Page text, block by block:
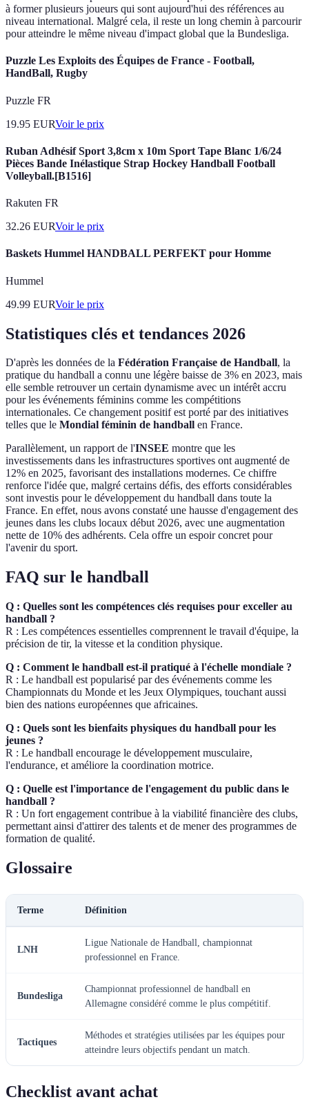
à former plusieurs joueurs qui sont aujourd'hui des références au
niveau international. Malgré cela, il reste un long chemin à parcourir
pour atteindre le même niveau d'impact global que la Bundesliga.
Puzzle Les Exploits des Équipes de France - Football,
HandBall, Rugby
Puzzle FR
19.95 EURVoir le prix
Ruban Adhésif Sport 3,8cm x 10m Sport Tape Blanc 1/6/24
Pièces Bande Inélastique Strap Hockey Handball Football
Volleyball.[B1516]
Rakuten FR
32.26 EURVoir le prix
Baskets Hummel HANDBALL PERFEKT pour Homme
Hummel
49.99 EURVoir le prix
Statistiques clés et tendances 2026
D'après les données de la Fédération Française de Handball, la
pratique du handball a connu une légère baisse de 3% en 2023, mais
elle semble retrouver un certain dynamisme avec un intérêt accru
pour les événements féminins comme les compétitions
internationales. Ce changement positif est porté par des initiatives
telles que le Mondial féminin de handball en France.
Parallèlement, un rapport de l'INSEE montre que les
investissements dans les infrastructures sportives ont augmenté de
12% en 2025, favorisant des installations modernes. Ce chiffre
renforce l'idée que, malgré certains défis, des efforts considérables
sont investis pour le développement du handball dans toute la
France. En effet, nous avons constaté une hausse d'engagement des
jeunes dans les clubs locaux début 2026, avec une augmentation
nette de 10% des adhérents. Cela offre un espoir concret pour
l'avenir du sport.
FAQ sur le handball
Q : Quelles sont les compétences clés requises pour exceller au
handball ?
R : Les compétences essentielles comprennent le travail d'équipe, la
précision de tir, la vitesse et la condition physique.
Q : Comment le handball est-il pratiqué à l'échelle mondiale ?
R : Le handball est popularisé par des événements comme les
Championnats du Monde et les Jeux Olympiques, touchant aussi
bien des nations européennes que africaines.
Q : Quels sont les bienfaits physiques du handball pour les
jeunes ?
R : Le handball encourage le développement musculaire,
l'endurance, et améliore la coordination motrice.
Q : Quelle est l'importance de l'engagement du public dans le
handball ?
R : Un fort engagement contribue à la viabilité financière des clubs,
permettant ainsi d'attirer des talents et de mener des programmes de
formation de qualité.
Glossaire
Terme Définition
LNH
Ligue Nationale de Handball, championnat
professionnel en France.
Bundesliga
Championnat professionnel de handball en
Allemagne considéré comme le plus compétitif.
Tactiques
Méthodes et stratégies utilisées par les équipes pour
atteindre leurs objectifs pendant un match.
Checklist avant achat